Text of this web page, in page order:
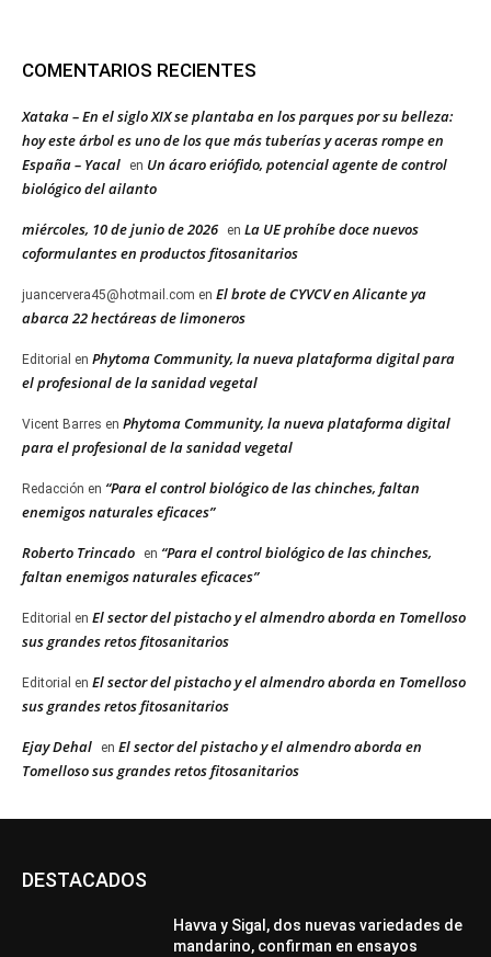
COMENTARIOS RECIENTES
Xataka – En el siglo XIX se plantaba en los parques por su belleza:
hoy este árbol es uno de los que más tuberías y aceras rompe en
España – Yacal
en Un ácaro eriófido, potencial agente de control
biológico del ailanto
miércoles, 10 de junio de 2026 en La UE prohíbe doce nuevos
coformulantes en productos fitosanitarios
juancervera45@hotmail.com en El brote de CYVCV en Alicante ya
abarca 22 hectáreas de limoneros
Editorial en Phytoma Community, la nueva plataforma digital para
el profesional de la sanidad vegetal
Vicent Barres en Phytoma Community, la nueva plataforma digital
para el profesional de la sanidad vegetal
Redacción en “Para el control biológico de las chinches, faltan
enemigos naturales eficaces”
Roberto Trincado en “Para el control biológico de las chinches,
faltan enemigos naturales eficaces”
Editorial en El sector del pistacho y el almendro aborda en Tomelloso
sus grandes retos fitosanitarios
Editorial en El sector del pistacho y el almendro aborda en Tomelloso
sus grandes retos fitosanitarios
Ejay Dehal en El sector del pistacho y el almendro aborda en
Tomelloso sus grandes retos fitosanitarios
DESTACADOS
Havva y Sigal, dos nuevas variedades de
mandarino, confirman en ensayos